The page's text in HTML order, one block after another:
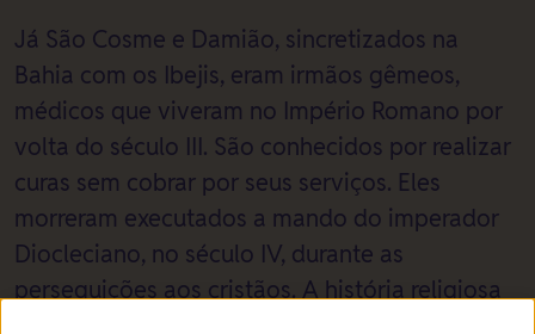
Já São Cosme e Damião, sincretizados na
Bahia com os Ibejis, eram irmãos gêmeos,
médicos que viveram no Império Romano por
volta do século III. São conhecidos por realizar
curas sem cobrar por seus serviços. Eles
morreram executados a mando do imperador
Diocleciano, no século IV, durante as
perseguições aos cristãos. A história religiosa